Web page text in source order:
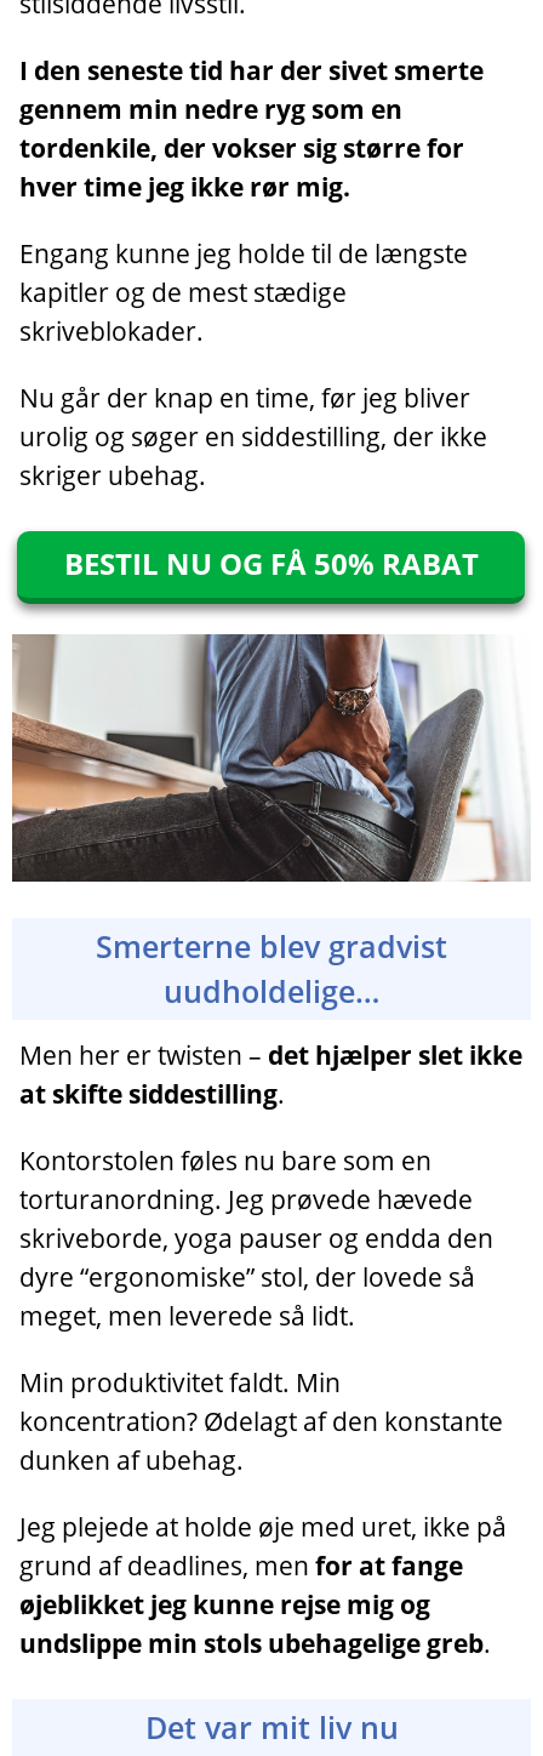
I den seneste tid har der sivet smerte
gennem min nedre ryg som en
tordenkile, der vokser sig større for
hver time jeg ikke rør mig.
Engang kunne jeg holde til de længste
kapitler og de mest stædige
skriveblokader.
Nu går der knap en time, før jeg bliver
urolig og søger en siddestilling, der ikke
skriger ubehag.
BESTIL NU OG FÅ 50% RABAT
Smerterne blev gradvist
uudholdelige…
Men her er twisten – det hjælper slet ikke
at skifte siddestilling.
Kontorstolen føles nu bare som en
torturanordning. Jeg prøvede hævede
skriveborde, yoga pauser og endda den
dyre “ergonomiske” stol, der lovede så
meget, men leverede så lidt.
Min produktivitet faldt. Min
koncentration? Ødelagt af den konstante
dunken af ubehag.
Jeg plejede at holde øje med uret, ikke på
grund af deadlines, men for at fange
øjeblikket jeg kunne rejse mig og
undslippe min stols ubehagelige greb.
Det var mit liv nu